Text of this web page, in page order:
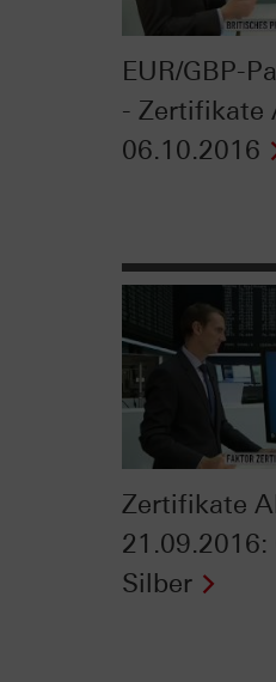
EUR/GBP-
- Zertifikate
06.10.2016
Zertifikate
21.09.2016:
Silber